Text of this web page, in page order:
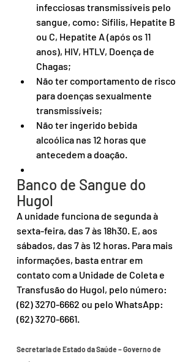
infecciosas transmissíveis pelo
sangue, como: Sífilis, Hepatite B
ou C, Hepatite A (após os 11
anos), HIV, HTLV, Doença de
Chagas;
Não ter comportamento de risco
para doenças sexualmente
transmissíveis;
Não ter ingerido bebida
alcoólica nas 12 horas que
antecedem a doação.
Banco de Sangue do
Hugol
A unidade funciona de segunda à
sexta-feira, das 7 às 18h30. E, aos
sábados, das 7 às 12 horas. Para mais
informações, basta entrar em
contato com a Unidade de Coleta e
Transfusão do Hugol, pelo número:
(62) 3270-6662 ou pelo WhatsApp:
(62) 3270-6661.
Secretaria de Estado da Saúde – Governo de